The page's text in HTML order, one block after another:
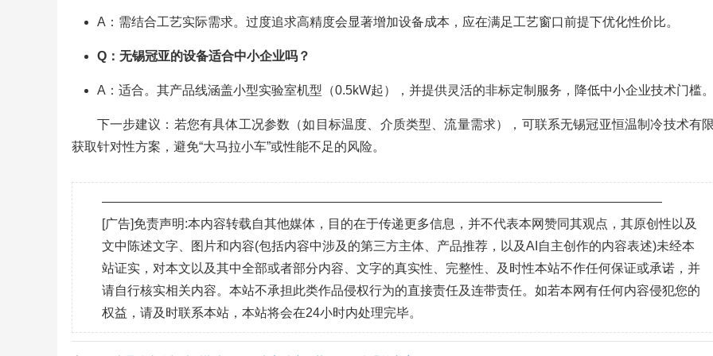
A：需结合工艺实际需求。过度追求高精度会显著增加设备成本，应在满足工艺窗口前提下优化性价比。
Q：无锡冠亚的设备适合中小企业吗？
A：适合。其产品线涵盖小型实验室机型（0.5kW起），并提供灵活的非标定制服务，降低中小企业技术门槛。
下一步建议：若您有具体工况参数（如目标温度、介质类型、流量需求），可联系无锡冠亚恒温制冷技术有
获取针对性方案，避免“大马拉小车”或性能不足的风险。
————————————————————————————————————————————
[广告]免责声明:本内容转载自其他媒体，目的在于传递更多信息，并不代表本网赞同其观点，其原创性以及
文中陈述文字、图片和内容(包括内容中涉及的第三方主体、产品推荐，以及AI自主创作的内容表述)未经本
站证实，对本文以及其中全部或者部分内容、文字的真实性、完整性、及时性本站不作任何保证或承诺，并
请自行核实相关内容。本站不承担此类作品侵权行为的直接责任及连带责任。如若本网有任何内容侵犯您的
权益，请及时联系本站，本站将会在24小时内处理完毕。